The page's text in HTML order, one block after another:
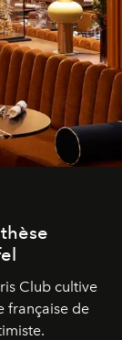
Club cultive
française de